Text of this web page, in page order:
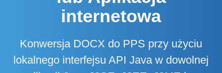
internetowa
Konwersja DOCX do PPS przy użyciu
lokalnego interfejsu API Java w dowolnej